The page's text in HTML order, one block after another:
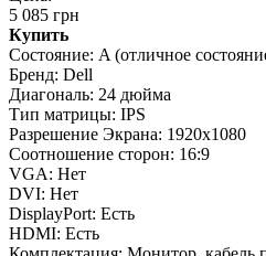
5 085 грн
Купить
Состояние: A (отличное
Бренд: Dell
Диагональ: 24 дюйма
Тип матрицы: IPS
Разрешение Экрана: 1920x1080
Соотношение сторон: 16:9
VGA: Нет
DVI: Нет
DisplayPort: Есть
HDMI: Есть